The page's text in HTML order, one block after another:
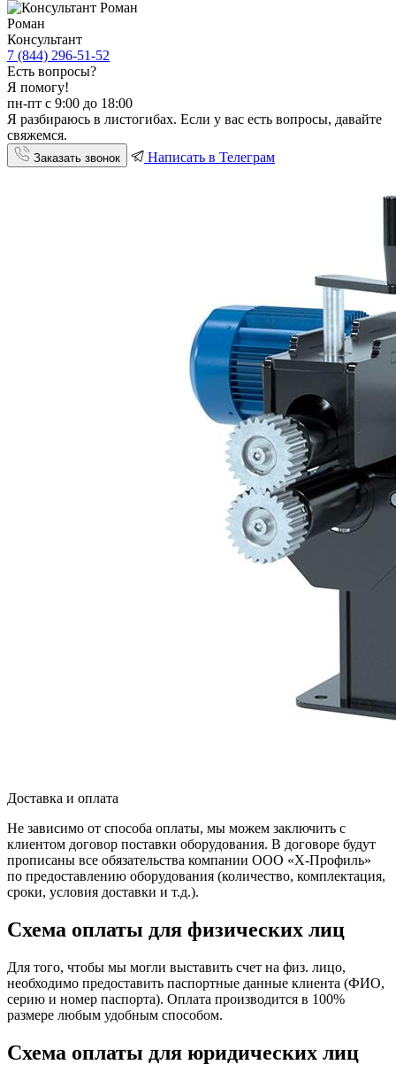
Роман
Консультант
7 (844) 296-51-52
Есть вопросы?
Я помогу!
пн-пт с 9:00 до 18:00
Я разбираюсь в листогибах. Если у вас есть вопросы, давайте
свяжемся.
Заказать звонок Написать в Телеграм
Доставка и оплата
Не зависимо от способа оплаты, мы можем заключить с
клиентом договор поставки оборудования. В договоре будут
прописаны все обязательства компании ООО «Х-Профиль»
по предоставлению оборудования (количество, комплектация,
сроки, условия доставки и т.д.).
Схема оплаты для физических лиц
Для того, чтобы мы могли выставить счет на физ. лицо,
необходимо предоставить паспортные данные клиента (ФИО,
серию и номер паспорта). Оплата производится в 100%
размере любым удобным способом.
Схема оплаты для юридических лиц